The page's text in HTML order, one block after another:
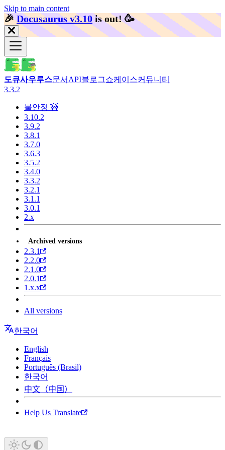
Skip to main content
🎉️Docusaurus v3.10 is out! 🥳️
도큐사우루스문서 API블로그쇼케이스커뮤니티
3.3.2
불안정 🚧
3.10.2
3.9.2
3.8.1
3.7.0
3.6.3
3.5.2
3.4.0
3.3.2
3.2.1
3.1.1
3.0.1
2.x
Archived versions
2.3.1
2.2.0
2.1.0
2.0.1
1.x.x
All versions
한국어
English
Français
Português (Brasil)
한국어
中文（中国）
Help Us Translate